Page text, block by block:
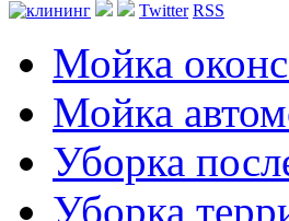
Twitter RSS
Мойка окон
Мойка
Уборка
Уборка